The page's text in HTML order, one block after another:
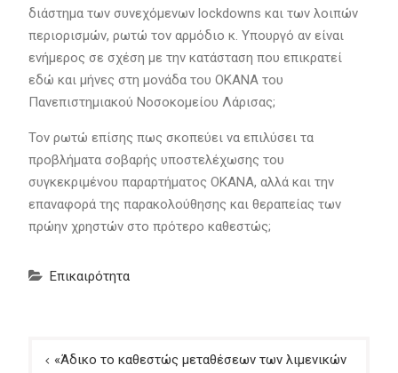
διάστημα των συνεχόμενων lockdowns και των λοιπών
περιορισμών, ρωτώ τον αρμόδιο κ. Υπουργό αν είναι
ενήμερος σε σχέση με την κατάσταση που επικρατεί
εδώ και μήνες στη μονάδα του ΟΚΑΝΑ του
Πανεπιστημιακού Νοσοκομείου Λάρισας;
Τον ρωτώ επίσης πως σκοπεύει να επιλύσει τα
προβλήματα σοβαρής υποστελέχωσης του
συγκεκριμένου παραρτήματος ΟΚΑΝΑ, αλλά και την
επαναφορά της παρακολούθησης και θεραπείας των
πρώην χρηστών στο πρότερο καθεστώς;
Επικαιρότητα
Πλοήγηση
«Άδικο το καθεστώς μεταθέσεων των λιμενικών